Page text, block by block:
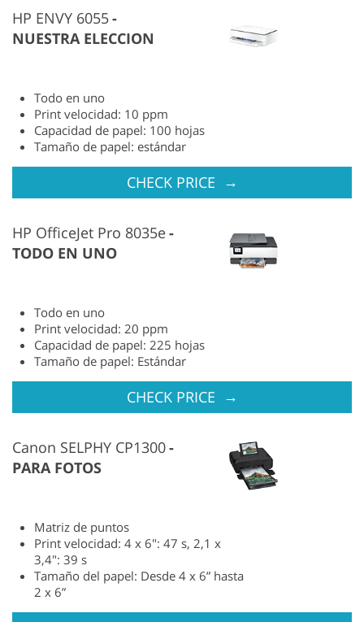
HP ENVY 6055
NUESTRA ELECCION
Todo en uno
Print velocidad: 10 ppm
Capacidad de papel: 100 hojas
Tamaño de papel: estándar
CHECK PRICE →
HP OfficeJet Pro 8035e
TODO EN UNO
Todo en uno
Print velocidad: 20 ppm
Capacidad de papel: 225 hojas
Tamaño de papel: Estándar
CHECK PRICE →
Canon SELPHY CP1300
PARA FOTOS
Matriz de puntos
Print velocidad: 4 x 6": 47 s, 2,1 x
3,4": 39 s
Tamaño del papel: Desde 4 x 6” hasta
2 x 6”